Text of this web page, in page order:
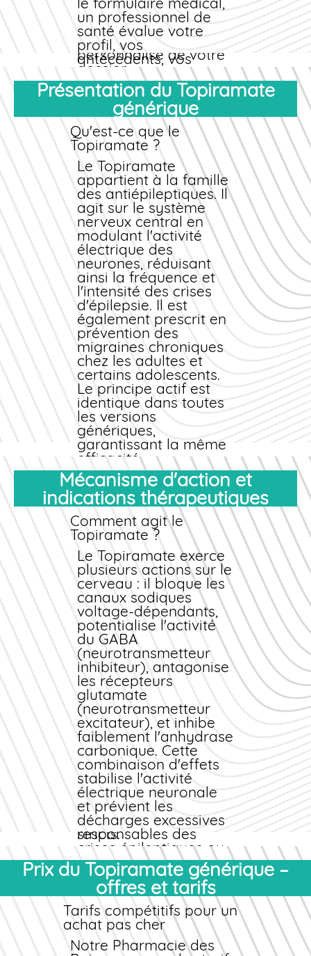
immédiate du produit,
et nos équipes
assurent un suivi
personnalisé de votre
dossier
pharmaceutique.
un professionnel de
santé évalue votre
profil, vos
antécédents, vos
traitements en cours,
et délivre une
autorisation si votre
situation le permet.
Cette méthode
garantit votre sécurité
tout en vous offrant la
commodité d'unachat
en lignesimple et
rapide. Vous évitez
ainsi les déplacements
en cabinet médical et
les délais d'attente,
tout en bénéficiant
d'un
accompagnement
professionnel. Notre
Pharmacie des Bains
met un point
d'honneur à respecter
la confidentialité de
vos données et à vous
fournir un service
irréprochable.
Présentation du Topiramate
générique
Qu'est-ce que le
Topiramate ?
Le Topiramate
appartient à la famille
des antiépileptiques. Il
agit sur le système
nerveux central en
modulant l'activité
électrique des
neurones, réduisant
ainsi la fréquence et
l'intensité des crises
d'épilepsie. Il est
également prescrit en
prévention des
migraines chroniques
chez les adultes et
certains adolescents.
Le principe actif est
identique dans toutes
les versions
génériques
garantissant la même
efficacité
thérapeutique que le
médicament de
marque original.
Origine et qualité
pharmaceutique
Nos comprimés de
Topiramate
proviennent de
laboratoires
pharmaceutiques
certifiés par les
autorités européennes
(EMA) et respectent
les normes GMP
(Good Manufacturing
Practice). Chaque lot
subit des contrôles
rigoureux de qualité,
de pureté et de
biodisponibilité. Vous
êtes ainsi assuré de
recevoir un produit
fiable, traçable et
conforme aux
standards les plus
stricts.
Composition et
excipients
Chaque comprimé
contient du
Topiramate comme
substance active,
associé à des
Mécanisme d'action et
indications thérapeutiques
Comment agit le
Topiramate ?
Le Topiramate exerce
plusieurs actions sur le
cerveau : il bloque les
canaux sodiques
voltage-dépendants,
potentialise l'activité
du GABA
(neurotransmetteur
inhibiteur), antagonise
les récepteurs
glutamate
(neurotransmetteur
excitateur), et inhibe
faiblement l'anhydrase
carbonique. Cette
combinaison d'effets
stabilise l'activité
électrique neuronale
et prévient les
décharges excessives
responsables des
crises épileptiques ou
des migraines sévères.
Indications principales
Le Topiramate est
indiqué dans les
situations suivantes :
Épilepsie partielle ou
Prix du Topiramate générique –
offres et tarifs
Tarifs compétitifs pour un
achat pas cher
Notre Pharmacie des